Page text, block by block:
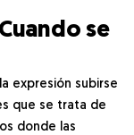
se
expresión subirse
que se trata de
donde las